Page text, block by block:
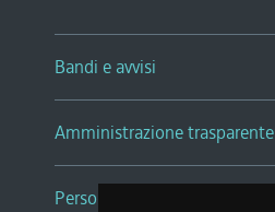
Bandi e avvisi
Amministrazione trasparente
Persone e Uffici